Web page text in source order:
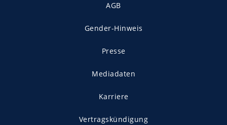
AGB
Gender-Hinweis
Presse
Mediadaten
Karriere
Vertragskündigung